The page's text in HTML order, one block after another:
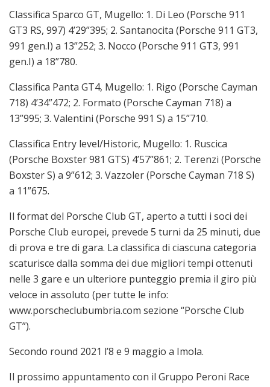
Classifica Sparco GT, Mugello: 1. Di Leo (Porsche 911
GT3 RS, 997) 4’29”395; 2. Santanocita (Porsche 911 GT3,
991 gen.I) a 13”252; 3. Nocco (Porsche 911 GT3, 991
gen.I) a 18”780.
Classifica Panta GT4, Mugello: 1. Rigo (Porsche Cayman
718) 4’34”472; 2. Formato (Porsche Cayman 718) a
13”995; 3. Valentini (Porsche 991 S) a 15”710.
Classifica Entry level/Historic, Mugello: 1. Ruscica
(Porsche Boxster 981 GTS) 4’57”861; 2. Terenzi (Porsche
Boxster S) a 9”612; 3. Vazzoler (Porsche Cayman 718 S)
a 11”675.
Il format del Porsche Club GT, aperto a tutti i soci dei
Porsche Club europei, prevede 5 turni da 25 minuti, due
di prova e tre di gara. La classifica di ciascuna categoria
scaturisce dalla somma dei due migliori tempi ottenuti
nelle 3 gare e un ulteriore punteggio premia il giro più
veloce in assoluto (per tutte le info:
www.porscheclubumbria.com sezione “Porsche Club
GT”).
Secondo round 2021 l’8 e 9 maggio a Imola.
Il prossimo appuntamento con il Gruppo Peroni Race